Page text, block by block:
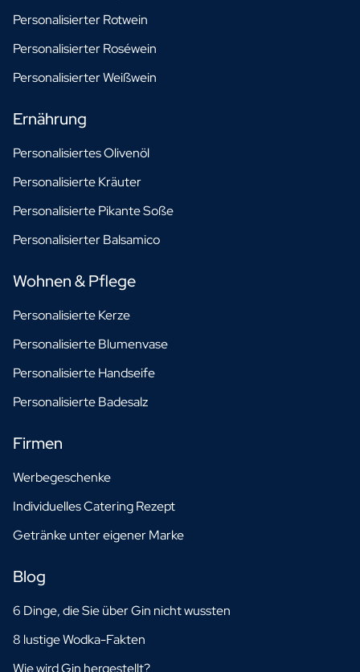
Personalisierter Rotwein
Personalisierter Roséwein
Personalisierter Weißwein
Ernährung
Personalisiertes Olivenöl
Personalisierte Kräuter
Personalisierte Pikante Soße
Personalisierter Balsamico
Wohnen & Pflege
Personalisierte Kerze
Personalisierte Blumenvase
Personalisierte Handseife
Personalisierte Badesalz
Firmen
Werbegeschenke
Individuelles Catering Rezept
Getränke unter eigener Marke
Blog
6 Dinge, die Sie über Gin nicht wussten
8 lustige Wodka-Fakten
Wie wird Gin hergestellt?